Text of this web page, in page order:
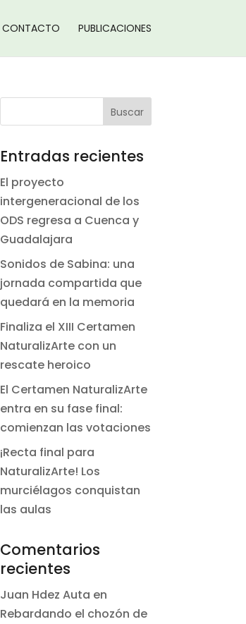
CONTACTO PUBLICACIONES
Entradas recientes
El proyecto
intergeneracional de los
ODS regresa a Cuenca y
Guadalajara
Sonidos de Sabina: una
jornada compartida que
quedará en la memoria
Finaliza el XIII Certamen
NaturalizArte con un
rescate heroico
El Certamen NaturalizArte
entra en su fase final:
comienzan las votaciones
¡Recta final para
NaturalizArte! Los
murciélagos conquistan
las aulas
Comentarios
recientes
Juan Hdez Auta en
Rebardando el chozón de